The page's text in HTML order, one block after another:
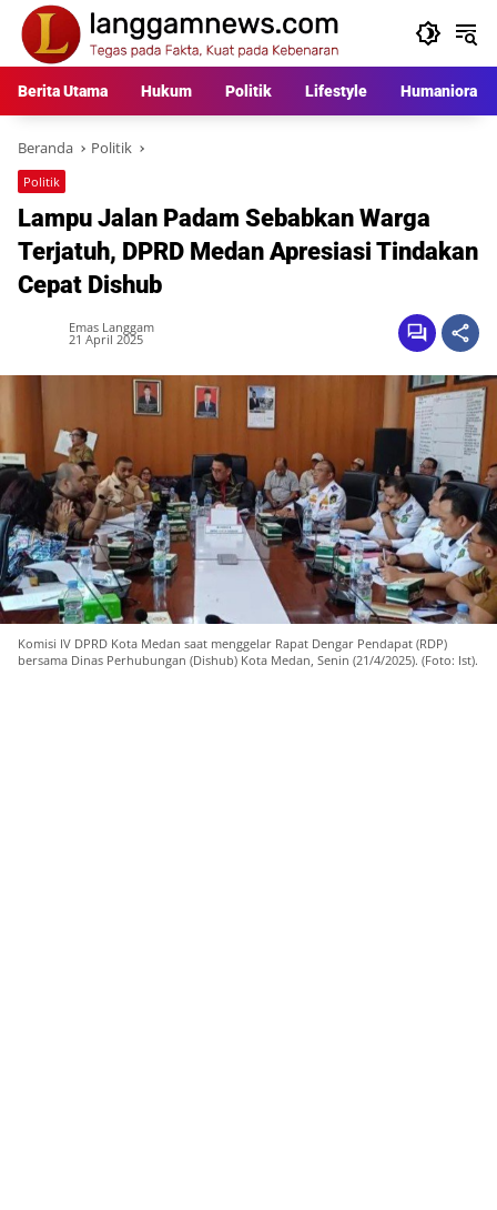
Langsung
konten
Berita Utama Hukum Politik Lifestyle Humaniora
Beranda Politik
Politik
Lampu Jalan Padam Sebabkan Warga
Terjatuh, DPRD Medan Apresiasi Tindakan
Cepat Dishub
Emas Langgam
21 April 2025
Komisi IV DPRD Kota Medan saat menggelar Rapat Dengar Pendapat (RDP)
bersama Dinas Perhubungan (Dishub) Kota Medan, Senin (21/4/2025). (Foto: Ist).